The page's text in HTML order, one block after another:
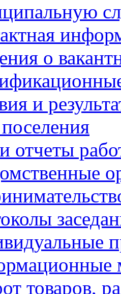
о
и
отчеты
товаров,